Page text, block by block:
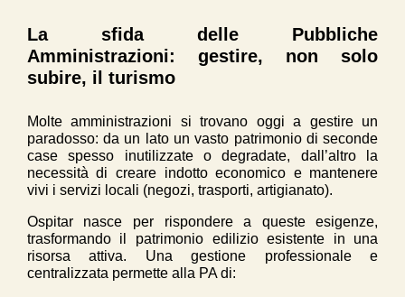
La sfida delle Pubbliche
Amministrazioni: gestire, non solo
subire, il turismo
Molte amministrazioni si trovano oggi a gestire un
paradosso: da un lato un vasto patrimonio di seconde
case spesso inutilizzate o degradate, dall’altro la
necessità di creare indotto economico e mantenere
vivi i servizi locali (negozi, trasporti, artigianato).
Ospitar nasce per rispondere a queste esigenze,
trasformando il patrimonio edilizio esistente in una
risorsa attiva. Una gestione professionale e
centralizzata permette alla PA di: